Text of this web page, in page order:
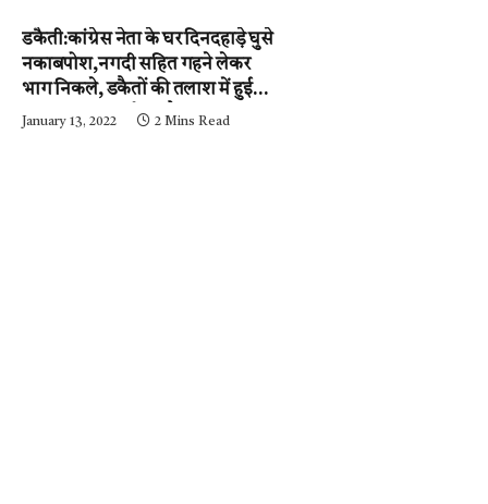
डकैती:कांग्रेस नेता के घर दिनदहाड़े घुसे
नकाबपोश,नगदी सहित गहने लेकर
भाग निकले, डकैतों की तलाश में हुई
नाकाबंदी…..आईजी और
January 13, 2022 2 Mins Read